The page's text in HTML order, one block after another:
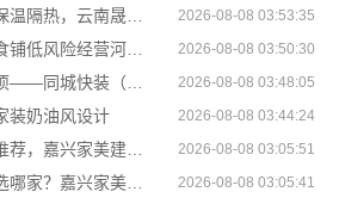
2026-08-08 03:53:35
2026-08-08 03:50:30
2026-08-08 03:48:05
装奶油风设计 2026-08-08 03:44:24
2026-08-08 03:05:51
2026-08-08 03:05:41